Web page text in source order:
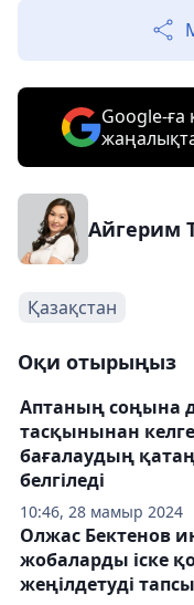
Google-
Айгерим
Қазақстан
Оқи отырыңыз
10:46, 28 мамыр 2024
Аптаның соңына
тасқынынан
бағалаудың
белгіледі
Олжас Бектенов
жобаларды іске
жеңілдетуді